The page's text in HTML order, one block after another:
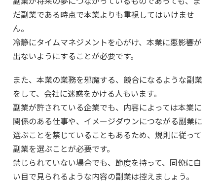
だ副業である時点で本業よりも重視してはいけませ
ん。
冷静にタイムマネジメントを心がけ、本業に悪影響が
出ないようにすることが必要です。
また、本業の業務を邪魔する、競合になるような副業
をして、会社に迷惑をかける人もいます。
副業が許されている企業でも、内容によっては本業に
関係のある仕事や、イメージダウンにつながる副業に
選ぶことを禁じていることもあるため、規則に従って
副業を選ぶことが必要です。
禁じられていない場合でも、節度を持って、同僚に白
い目で見られるような内容の副業は控えましょう。